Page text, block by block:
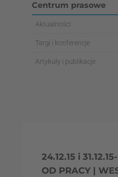
Centrum prasowe
Aktualności
Targi i konferencje
Artykuły i publikacje
24.12.15 i
OD PRACY |